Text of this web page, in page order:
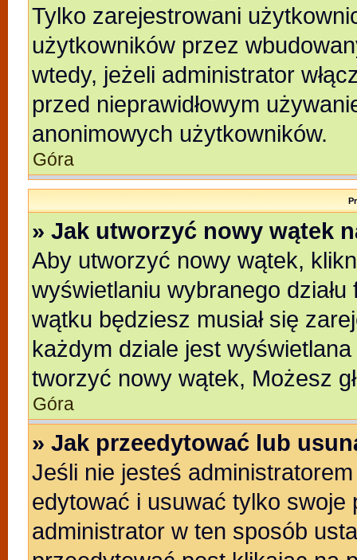
Tylko zarejestrowani
użytkowników przez
wtedy, jeżeli administrator
przed nieprawidłowym
anonimowych użytkowników.
Góra
» Jak utworzyć nowy wątek
Aby utworzyć nowy wątek,
wyświetlaniu wybranego
wątku będziesz musiał się
każdym dziale jest
tworzyć nowy wątek, Możesz
Góra
» Jak przeedytować lub
Jeśli nie jesteś
edytować i usuwać tylko swoje
administrator w ten sposób